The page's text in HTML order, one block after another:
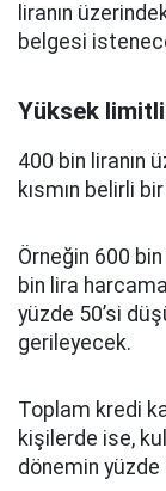
liranın
belgesi
Yüksek
400 bin liranın
kısmın belirli
Örneğin 600
bin lira
yüzde 50’si
gerileyecek.
Toplam kredi
kişilerde ise,
dönemin yüzde